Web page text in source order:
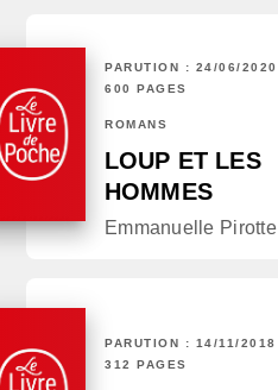
PARUTION : 24/06/2020
600 PAGES
ROMANS
LOUP ET LES
HOMMES
Emmanuelle Pirotte
PARUTION : 14/11/2018
312 PAGES